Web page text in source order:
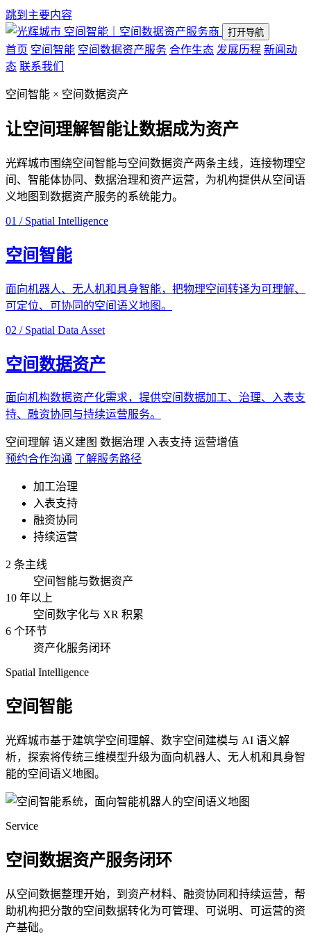
跳到主要内容
空间智能｜空间数据资产服务商
打开导航
首页 空间智能 空间数据资产服务 合作生态 发展历程 新闻动
态 联系我们
空间智能 × 空间数据资产
让空间理解智能让数据成为资产
光辉城市围绕空间智能与空间数据资产两条主线，连接物理空
间、智能体协同、数据治理和资产运营，为机构提供从空间语
义地图到数据资产服务的系统能力。
01 / Spatial Intelligence
空间智能
面向机器人、无人机和具身智能，把物理空间转译为可理解、
可定位、可协同的空间语义地图。
02 / Spatial Data Asset
空间数据资产
面向机构数据资产化需求，提供空间数据加工、治理、入表支
持、融资协同与持续运营服务。
空间理解 语义建图 数据治理 入表支持 运营增值
预约合作沟通 了解服务路径
加工治理
入表支持
融资协同
持续运营
2 条主线
空间智能与数据资产
10 年以上
空间数字化与 XR 积累
6 个环节
资产化服务闭环
Spatial Intelligence
空间智能
光辉城市基于建筑学空间理解、数字空间建模与 AI 语义解
析，探索将传统三维模型升级为面向机器人、无人机和具身智
能的空间语义地图。
Service
空间数据资产服务闭环
从空间数据整理开始，到资产材料、融资协同和持续运营，帮
助机构把分散的空间数据转化为可管理、可说明、可运营的资
产基础。